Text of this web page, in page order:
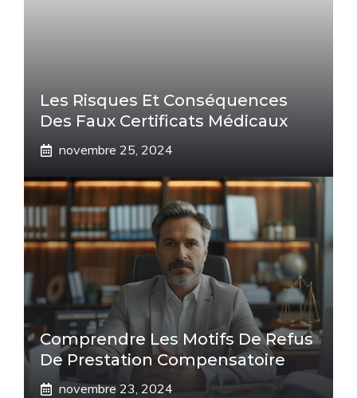
Les Risques Et Conséquences
Des Faux Certificats Médicaux
novembre 25, 2024
Comprendre Les Motifs De Refus
De Prestation Compensatoire
novembre 23, 2024